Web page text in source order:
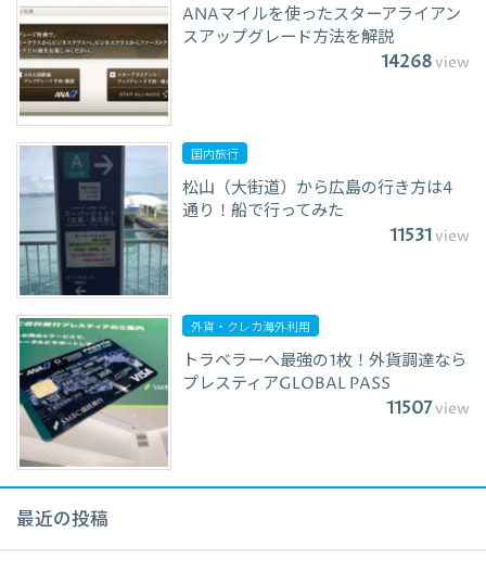
ANAマイルを使ったスターアライアン
スアップグレード方法を解説
14268view
国内旅行
松山（大街道）から広島の行き方は4
通り！船で行ってみた
11531view
外貨・クレカ海外利用
トラベラーへ最強の1枚！外貨調達なら
プレスティアGLOBAL PASS
11507view
最近の投稿